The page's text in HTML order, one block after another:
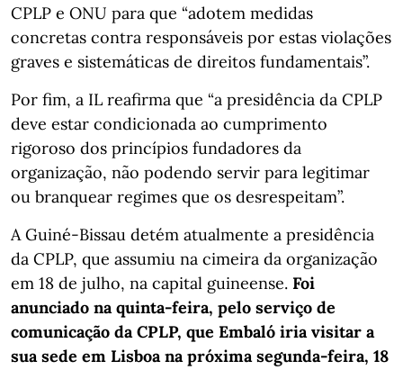
CPLP e ONU para que “adotem medidas
concretas contra responsáveis por estas violações
graves e sistemáticas de direitos fundamentais”.
Por fim, a IL reafirma que “a presidência da CPLP
deve estar condicionada ao cumprimento
rigoroso dos princípios fundadores da
organização, não podendo servir para legitimar
ou branquear regimes que os desrespeitam”.
A Guiné-Bissau detém atualmente a presidência
da CPLP, que assumiu na cimeira da organização
em 18 de julho, na capital guineense. Foi
anunciado na quinta-feira, pelo serviço de
comunicação da CPLP, que Embaló iria visitar a
sua sede em Lisboa na próxima segunda-feira, 18